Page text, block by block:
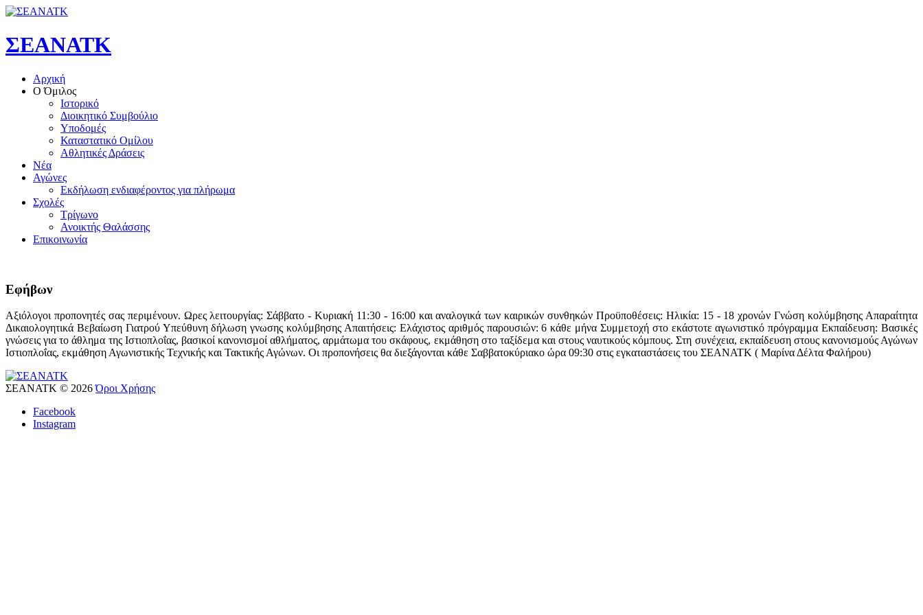
ΣΕΑΝΑΤΚ
Αρχική
Ο Όμιλος
Ιστορικό
Διοικητικό Συμβούλιο
Υποδομές
Καταστατικό Ομίλου
Αθλητικές Δράσεις
Νέα
Αγώνες
Εκδήλωση ενδιαφέροντος για πλήρωμα
Σχολές
Τρίγωνο
Ανοικτής Θαλάσσης
Επικοινωνία
Εφήβων
Αξιόλογοι προπονητές σας περιμένουν. Ωρες λειτουργίας: Σάββατο - Κυριακή 11:30 - 16:00 και αναλογικά των καιρικών συνθηκών Προϋποθέσεις: Ηλικία: 15 - 18 χρονών Γνώση κολύμβησης Απαραίτητα
Δικαιολογητικά Βεβαίωση Γιατρού Υπεύθυνη δήλωση γνωσης κολύμβησης Απαιτήσεις: Ελάχιστος αριθμός παρουσιών: 6 κάθε μήνα Συμμετοχή στο εκάστοτε αγωνιστικό πρόγραμμα Εκπαίδευση: Βασικές
γνώσεις για το άθλημα της Ιστιοπλοΐας, βασικοί κανονισμοί αθλήματος, αρμάτωμα του σκάφους, εκμάθηση στο ταξίδεμα και στους ναυτικούς κόμπους. Στη συνέχεια, εκπαίδευση στους κανονισμούς Αγώνων
Ιστιοπλοΐας, εκμάθηση Αγωνιστικής Τεχνικής και Τακτικής Αγώνων. Οι προπονήσεις θα διεξάγονται κάθε Σαββατοκύριακο ώρα 09:30 στις εγκαταστάσεις του ΣΕΑΝΑΤΚ ( Μαρίνα Δέλτα Φαλήρου)
ΣΕΑΝΑΤΚ © 2026 Όροι Χρήσης
Facebook
Instagram